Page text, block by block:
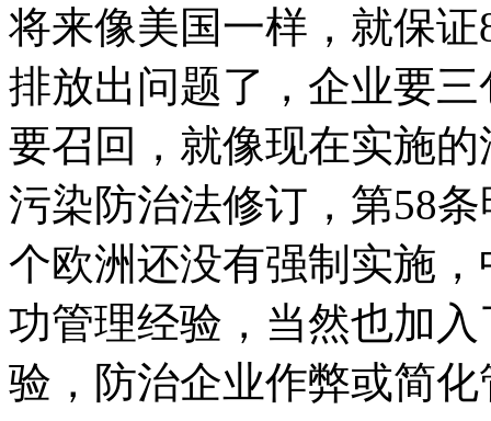
将来像美国一样，就保
排放出问题了，企业要
要召回，就像现在实施
污染防治法修订，第58
个欧洲还没有强制实施
功管理经验，当然也加
验，防治企业作弊或简化